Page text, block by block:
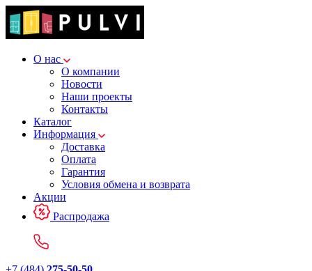
О нас
О компании
Новости
Наши проекты
Контакты
Каталог
Информация
Доставка
Оплата
Гарантия
Условия обмена и возврата
Акции
Распродажа